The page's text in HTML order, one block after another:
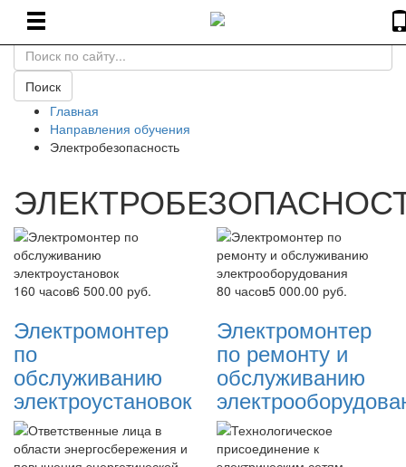
Поиск
Главная
Направления обучения
Электробезопасность
160 часов6 500.00 руб.
Электромонтер
по
обслуживанию
электроустановок
80 часов5 000.00 руб.
Электромонтер
по ремонту и
обслуживанию